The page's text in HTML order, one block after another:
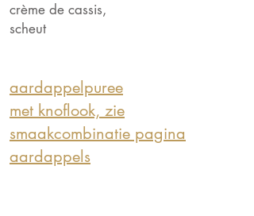
crème de cassis,
scheut
aardappelpuree
met knoflook, zie
smaakcombinatie pagina
aardappels